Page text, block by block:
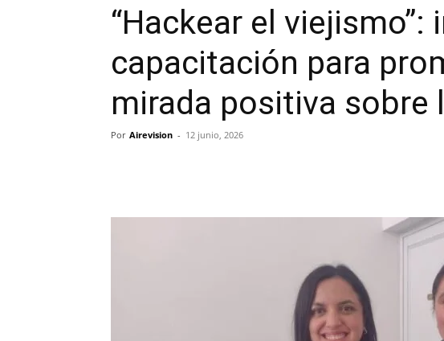
“Hackear el viejismo”:
capacitación para
mirada positiva sobre
Por Airevision - 12 junio, 2026